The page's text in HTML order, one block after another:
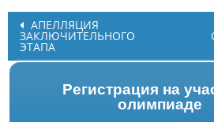
Post
navigation
АПЕЛЛЯЦИЯ
ЗАКЛЮЧИТЕЛЬНОГО
ЭТАПА
Регистрация на
олимпиаде